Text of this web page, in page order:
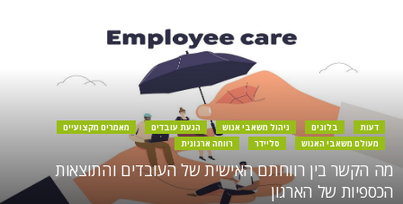
דעות בלוגים ניהול משאבי אנוש הנעת עובדים
מאמרים מקצועיים
מעולם משאבי האנוש
סליידר רווחה ארגונית
מה הקשר בין רווחתם האישית של העובדים והתוצאות
הכספיות של הארגון